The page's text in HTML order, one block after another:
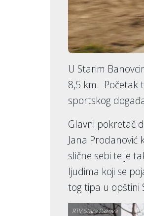
U Starim
8,5 km. Početak
sportskog
Glavni pokretač
Jana Prodanović
slične sebi te je
ljudima koji se
tog tipa u opštini
RTV Stara Pazova